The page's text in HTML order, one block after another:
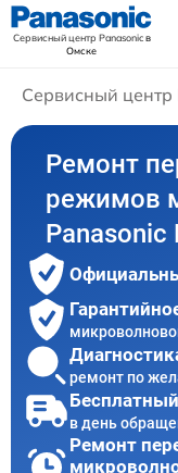
Сервисный центр Panasonicв
Омске
Сервисный центр
Ремонт
режимов
Panasonic
ремонт по
в день
Ремонт